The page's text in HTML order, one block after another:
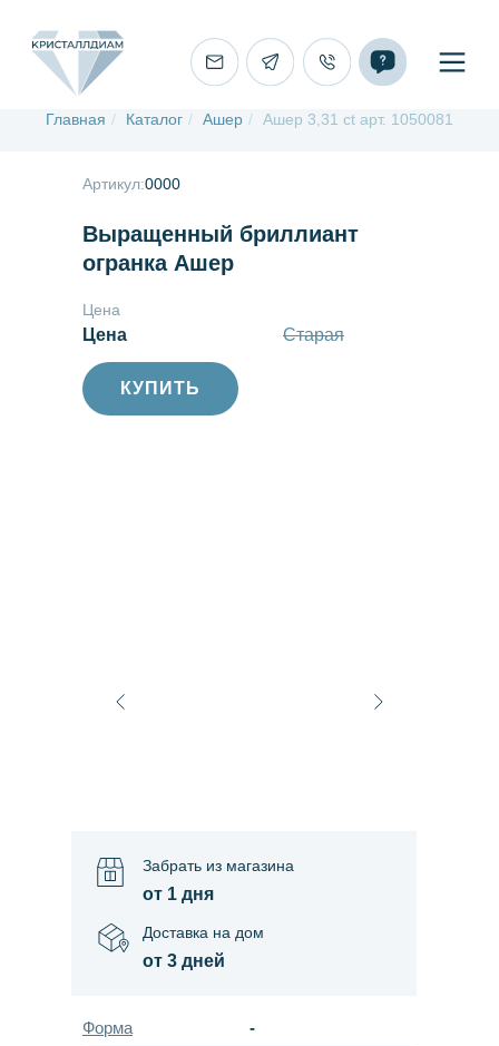
Главная / Каталог / Ашер / Ашер 3,31 ct арт. 1050081
от 3 дней
Доставка на дом
от 1 дня
Забрать из магазина
Выращенный бриллиант
огранка Ашер
Артикул:0000
Старая
Форма
-
Цена
Цена
КУПИТЬ